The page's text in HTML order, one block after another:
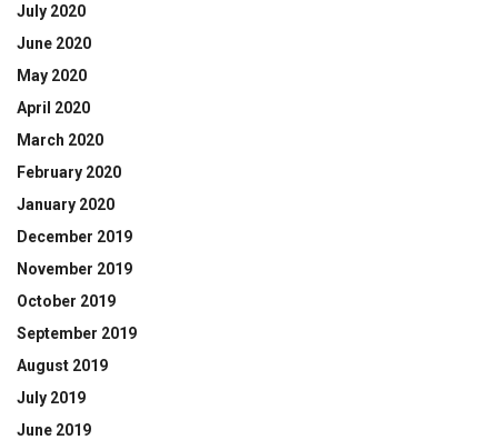
July 2020
June 2020
May 2020
April 2020
March 2020
February 2020
January 2020
December 2019
November 2019
October 2019
September 2019
August 2019
July 2019
June 2019